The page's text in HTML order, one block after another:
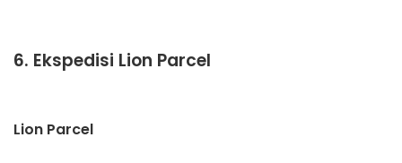
6. Ekspedisi Lion Parcel
Lion Parcel